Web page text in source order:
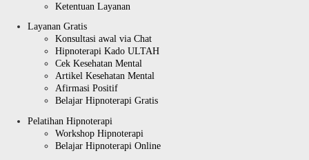
Ketentuan Layanan
Layanan Gratis
Konsultasi awal via Chat
Hipnoterapi Kado ULTAH
Cek Kesehatan Mental
Artikel Kesehatan Mental
Afirmasi Positif
Belajar Hipnoterapi Gratis
Pelatihan Hipnoterapi
Workshop Hipnoterapi
Belajar Hipnoterapi Online